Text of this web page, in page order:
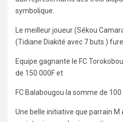
symbolique.
Le meilleur joueur (Sékou
(Tidiane Diakité avec 7 buts )
Equipe gagnante le FC
de 150 000F et
FC Balabougou la somme de 100
Une belle initiative que parrain